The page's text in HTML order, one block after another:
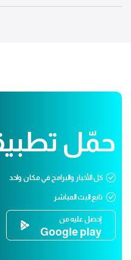
حمّل
كل الأخبار والبرامج في مكان واحد
تابع البث المباشر
إحصل عليه من
Google play